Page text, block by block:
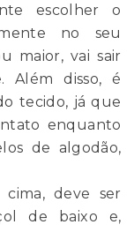
escolher o
no seu
maior, vai sair
Além disso, é
tecido, já que
enquanto
de algodão,
deve ser
de baixo e,